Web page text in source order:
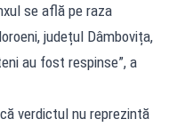
se află pe raza
județul Dâmbovița,
au fost respinse”, a
verdictul nu reprezintă